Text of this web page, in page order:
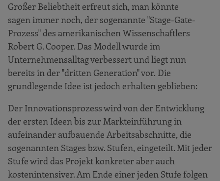
Großer Beliebtheit erfreut sich, man könnte
sagen immer noch, der sogenannte "Stage-Gate-
Prozess" des amerikanischen Wissenschaftlers
Robert G. Cooper. Das Modell wurde im
Unternehmensalltag verbessert und liegt nun
bereits in der "dritten Generation" vor. Die
grundlegende Idee ist jedoch erhalten geblieben:
Der Innovationsprozess wird von der Entwicklung
der ersten Ideen bis zur Markteinführung in
aufeinander aufbauende Arbeitsabschnitte, die
sogenannten Stages bzw. Stufen, eingeteilt. Mit jeder
Stufe wird das Projekt konkreter aber auch
kostenintensiver. Am Ende einer jeden Stufe folgen